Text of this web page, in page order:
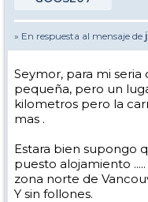
» En respuesta al mensaje de
Seymor, para mi seria
pequeña, pero un
kilometros pero la
mas .
Estara bien supongo
puesto alojamiento
zona norte de
Y sin follones.